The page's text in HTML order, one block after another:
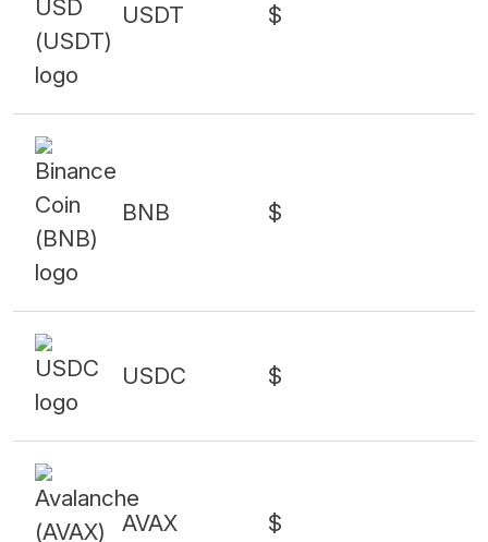
USDT $
BNB $
USDC $
AVAX $